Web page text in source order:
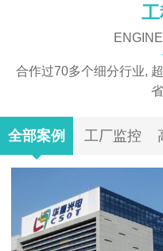
工
合作过70多个细分行业,
全部案例 工厂监控